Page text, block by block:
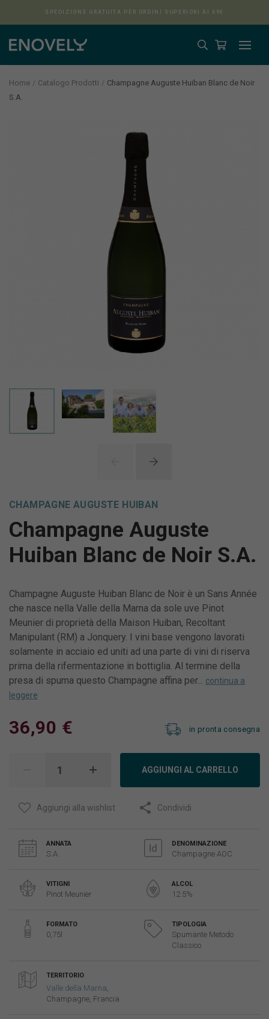
Aura
SPEDIZIONE GRATUITA PER ORDINI SUPERIORI AI 69€
Home Catalogo Prodotti
Champagne Auguste Huiban Blanc de Noir
S.A.
CHAMPAGNE AUGUSTE HUIBAN
Champagne Auguste
Huiban Blanc de Noir S.A.
Champagne Auguste Huiban Blanc de Noir è un Sans Année
che nasce nella Valle della Marna da sole uve Pinot
Meunier di proprietà della Maison Huiban, Recoltant
Manipulant (RM) a Jonquery. I vini base vengono lavorati
solamente in acciaio ed uniti ad una parte di vini di riserva
prima della rifermentazione in bottiglia. Al termine della
presa di spuma questo Champagne affina per...
continua a
leggere
36,90 € in pronta consegna
AGGIUNGI AL CARRELLO
Aggiungi alla wishlist Condividi
ANNATA
S.A.
DENOMINAZIONE
Champagne AOC
VITIGNI
Pinot Meunier
ALCOL
12.5%
FORMATO
0,75l
TIPOLOGIA
Spumante Metodo
Classico
TERRITORIO
Valle della Marna
Champagne, Francia